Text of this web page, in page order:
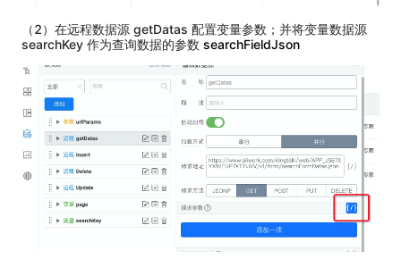
（2）在远程数据源 getDatas 配置变量参数；并将变量数据源
searchKey 作为查询数据的参数 searchFieldJson